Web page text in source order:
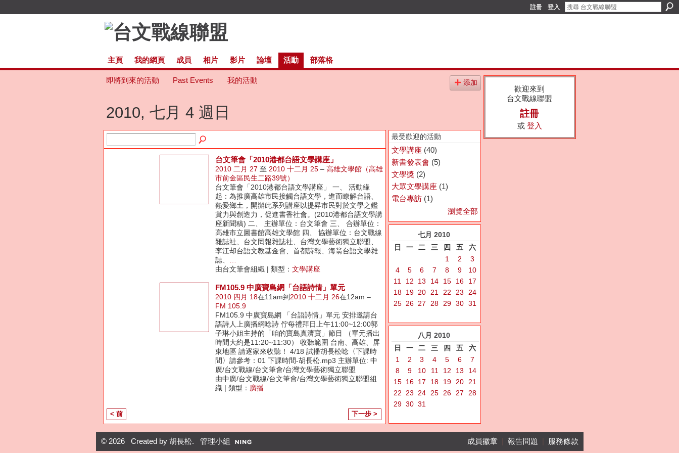
註冊 登入
主頁 我的網頁 成員 相片 影片 論壇 活動 部落格
即將到來的活動 Past Events 我的活動 添加
2010, 七月 4 週日
台文筆會「2010港都台語文學講座」
2010 二月 27 至 2010 十二月 25– 高雄文學館（高雄
市前金區民生二路39號）
台文筆會「2010港都台語文學講座」 一、 活動緣
起：為推廣高雄市民接觸台語文學，進而瞭解台語、
熱愛鄉土，開辦此系列講座以提昇市民對於文學之鑑
賞力與創造力，促進書香社會。(2010港都台語文學講
座新聞稿) 二、 主辦單位：台文筆會 三、 合辦單位：
高雄市立圖書館高雄文學館 四、 協辦單位：台文戰線
雜誌社、台文罔報雜誌社、台灣文學藝術獨立聯盟、
李江却台語文教基金會、首都詩報、海翁台語文學雜
誌、
由台文筆會組織 | 類型： 文學講座
FM105.9 中廣寶島網「台語詩情」單元
2010 四月 18在11am到2010 十二月 26在12am –
FM 105.9
FM105.9 中廣寶島網 「台語詩情」單元 安排邀請台
語詩人上廣播網唸詩 佇每禮拜日上午11:00~12:00郭
子琳小姐主持的「咱的寶島真濟寶」節目 （單元播出
時間大約是11:20~11:30） 收聽範圍 台南、高雄、屏
東地區 請逐家來收聽！ 4/18 試播胡長松唸〈下課時
間〉請參考：01 下課時間-胡長松.mp3 主辦單位: 中
廣/台文戰線/台文筆會/台灣文學藝術獨立聯盟
由中廣/台文戰線/台文筆會/台灣文學藝術獨立聯盟組
織 | 類型： 廣播
< 前 下一步 >
最受歡迎的活動
文學講座 (40)
新書發表會 (5)
文學獎(2)
大眾文學講座 (1)
電台專訪(1)
瀏覽全部
七月 2010
日
一 二 三 四 五
六
1
2
3
4
5 6 7 8 9
10
11
12 13 14 15 16
17
18 19 20 21 22 23
24
25 26 27 28 29 30 31
八月 2010
日
一 二 三 四 五
六
1
2 3 4 5 6
7
8
9 10 11 12 13
14
15 16 17 18 19 20
21
22
23 24 25 26 27
28
29 30 31
歡迎來到
台文戰線聯盟
註冊
或 登入
© 2026 Created by 胡長松. 管理小組 成員徽章| 報告問題 服務條款